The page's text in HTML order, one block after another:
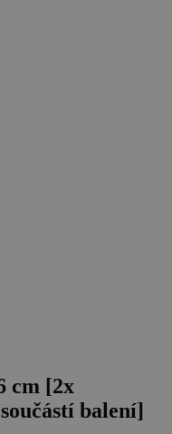
cm [2x
balení]